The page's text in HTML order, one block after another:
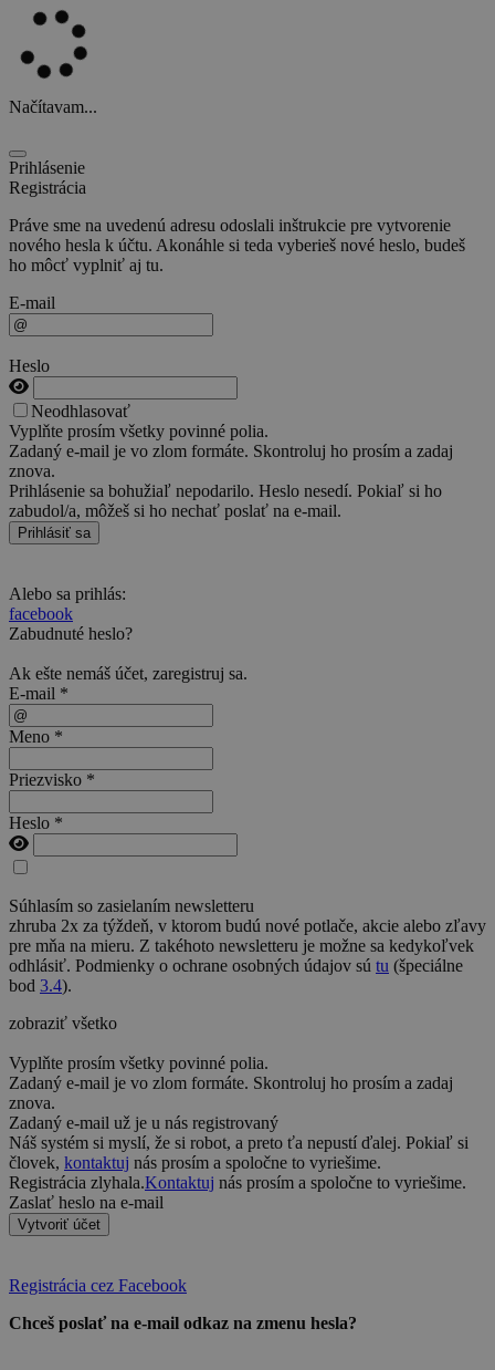
Načítavam...
Prihlásenie
Registrácia
Práve sme na uvedenú adresu odoslali inštrukcie pre vytvorenie
nového hesla k účtu. Akonáhle si teda vyberieš nové heslo, budeš
ho môcť vyplniť aj tu.
E-mail
Heslo
Neodhlasovať
Vyplňte prosím všetky povinné polia.
Zadaný e-mail je vo zlom formáte. Skontroluj ho prosím a zadaj
znova.
Prihlásenie sa bohužiaľ nepodarilo. Heslo nesedí. Pokiaľ si ho
zabudol/a, môžeš si ho nechať poslať na e-mail.
Prihlásiť sa
Alebo sa prihlás:
facebook
Zabudnuté heslo?
Ak ešte nemáš účet, zaregistruj sa.
E-mail *
Meno *
Priezvisko *
Heslo *
Súhlasím so zasielaním newsletteru
zhruba 2x za týždeň, v ktorom budú nové potlače, akcie alebo zľavy
pre mňa na mieru. Z takéhoto newsletteru je možne sa kedykoľvek
odhlásiť. Podmienky o ochrane osobných údajov sú tu (špeciálne
bod 3.4).
zobraziť všetko
Vyplňte prosím všetky povinné polia.
Zadaný e-mail je vo zlom formáte. Skontroluj ho prosím a zadaj
znova.
Zadaný e-mail už je u nás registrovaný
Náš systém si myslí, že si robot, a preto ťa nepustí ďalej. Pokiaľ si
človek, kontaktuj nás prosím a spoločne to vyriešime.
Registrácia zlyhala.Kontaktuj nás prosím a spoločne to vyriešime.
Zaslať heslo na e-mail
Vytvoriť účet
Registrácia cez Facebook
Chceš poslať na e-mail odkaz na zmenu hesla?